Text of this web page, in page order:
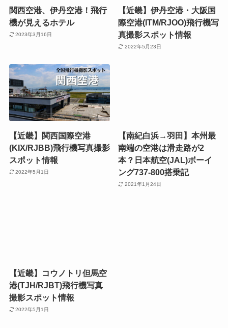
関西空港、伊丹空港！飛行
機が見えるホテル
2023年3月16日
【近畿】伊丹空港・大阪国
際空港(ITM/RJOO)飛行機写
真撮影スポット情報
2022年5月23日
【近畿】関西国際空港
(KIX/RJBB)飛行機写真撮影
スポット情報
2022年5月1日
【南紀白浜→羽田】本州最
南端の空港は滑走路が2
本？日本航空(JAL)ボーイ
ング737-800搭乗記
2021年1月24日
【近畿】コウノトリ但馬空
港(TJH/RJBT)飛行機写真
撮影スポット情報
2022年5月1日